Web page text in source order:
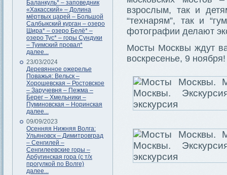
Баланкуль* – заповедник
«Хакасский» – Долина
мёртвых царей – Большой
Салбыкский курган – озеро
Шира* – озеро Белё* –
озеро Тус* – горы Сундуки
– Туимский провал*
далее...
23/03/2024
Деревянное ожерелье
Поважья: Вельск –
Хорошевская – Ростовское
– Заручевня – Пежма –
Берег – Хмельники –
Пуминовская – Норинская
далее...
09/09/2023
Осенняя Нижняя Волга:
Ульяновск – Димитровград
– Сенгилей –
Сенгилеевские горы –
Арбугинская гора (с т/х
прогулкой по Волге)
далее...
взрослым, так и
“технарям”, так и
фотографии делают
Мосты Москвы ждут
воскресенье, 9 ноября!